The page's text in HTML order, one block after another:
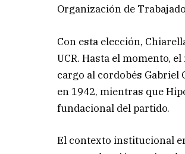
Organización de
Con esta elección,
UCR. Hasta el momento,
cargo al cordobés Gabriel
en 1942, mientras que
fundacional del partido.
El contexto institucional